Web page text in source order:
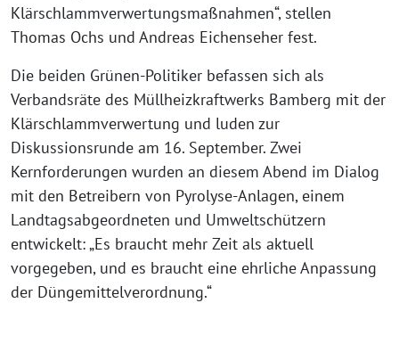
Klärschlammverwertungsmaßnahmen“, stellen
Thomas Ochs und Andreas Eichenseher fest.
Die beiden Grünen-Politiker befassen sich als
Verbandsräte des Müllheizkraftwerks Bamberg mit der
Klärschlammverwertung und luden zur
Diskussionsrunde am 16. September. Zwei
Kernforderungen wurden an diesem Abend im Dialog
mit den Betreibern von Pyrolyse-Anlagen, einem
Landtagsabgeordneten und Umweltschützern
entwickelt: „Es braucht mehr Zeit als aktuell
vorgegeben, und es braucht eine ehrliche Anpassung
der Düngemittelverordnung.“